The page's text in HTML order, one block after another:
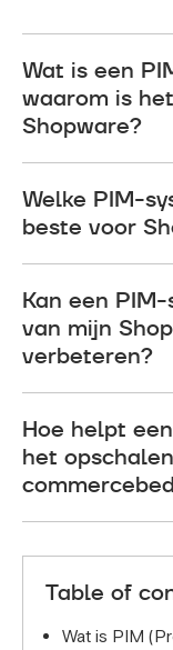
Wat is een
waarom is
Shopware?
en organiseert
consistentie
productdetails,
het verbeteren
Welke PIM-
beste voor
Pimcore zijn
eerste is
laatstgenoemde
digitaal
Kan een
van mijn
verbeteren?
en metatags,
SEO van
zoekmachines
uitgebreide
Hoe helpt
het
PIM-systeem
producten
gegevensinvoer
Table of
Wat is PIM